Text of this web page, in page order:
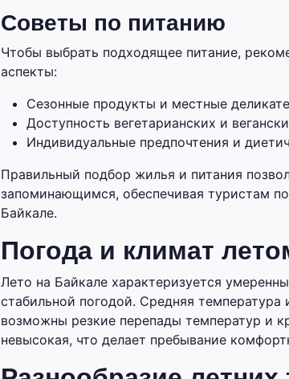
Советы по питанию
Чтобы выбрать подходящее питание,
аспекты:
Сезонные продукты и местные
Доступность вегетарианских и
Индивидуальные предпочтения и
Правильный подбор жилья и питания
запоминающимся, обеспечивая туристам
Байкале.
Погода и климат
Лето на Байкале характеризуется
стабильной погодой. Средняя температура
возможны резкие перепады температур и
невысокая, что делает пребывание